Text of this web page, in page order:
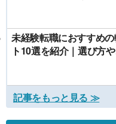
未経験転職におすすめ
ト10選を紹介｜選び方
記事をもっと見る ≫